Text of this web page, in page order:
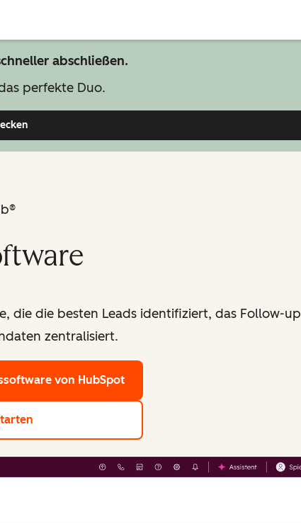
abschließen.
perfekte Duo.
die die besten Leads identifiziert, das Follow-up
zentralisiert.
von HubSpot